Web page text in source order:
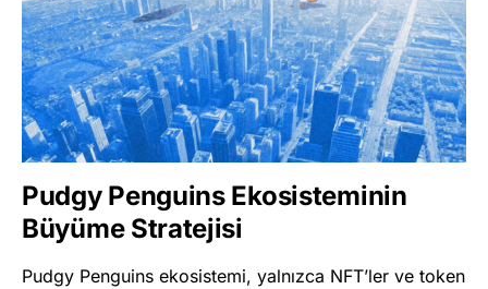
Pudgy Penguins Ekosisteminin
Büyüme Stratejisi
Pudgy Penguins ekosistemi, yalnızca NFT’ler ve token